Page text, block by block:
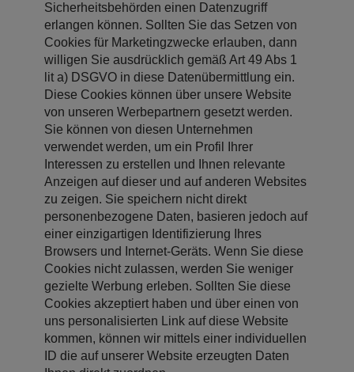
Sicherheitsbehörden einen Datenzugriff
erlangen können. Sollten Sie das Setzen von
Cookies für Marketingzwecke erlauben, dann
willigen Sie ausdrücklich gemäß Art 49 Abs 1
lit a) DSGVO in diese Datenübermittlung ein.
Diese Cookies können über unsere Website
von unseren Werbepartnern gesetzt werden.
Sie können von diesen Unternehmen
verwendet werden, um ein Profil Ihrer
Interessen zu erstellen und Ihnen relevante
Anzeigen auf dieser und auf anderen Websites
zu zeigen. Sie speichern nicht direkt
personenbezogene Daten, basieren jedoch auf
einer einzigartigen Identifizierung Ihres
Browsers und Internet-Geräts. Wenn Sie diese
Cookies nicht zulassen, werden Sie weniger
gezielte Werbung erleben. Sollten Sie diese
Cookies akzeptiert haben und über einen von
uns personalisierten Link auf diese Website
kommen, können wir mittels einer individuellen
ID die auf unserer Website erzeugten Daten